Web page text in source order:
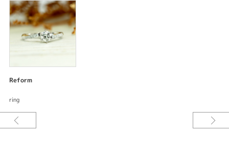
素材：K18イエローゴールド
サイズ：トップ約4.5mm
加工：鏡面仕上げ
宝石：ダイアモンド13ps
イアモンドを利用して素敵な指輪をオーダーメイドさせていただきました。
お店にあるサンプルにアレンジをして制作した指輪はスマートなデザインな
がらダイアモンドを強調した華やかなデザインに仕上がりました。[久留米
市]
Reform
ring